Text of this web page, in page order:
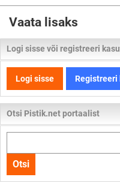
Vaata lisaks
Logi sisse või registreeri
Logi sisse Registreeri
Otsi Pistik.net portaalist
kogu
lehelt
Otsi